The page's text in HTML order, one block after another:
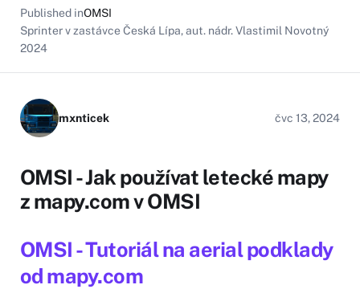
Published inOMSI
Sprinter v zastávce Česká Lípa, aut. nádr. Vlastimil Novotný
2024
mxnticek čvc 13, 2024
OMSI - Jak používat letecké mapy
z mapy.com v OMSI
OMSI - Tutoriál na aerial podklady
od mapy.com